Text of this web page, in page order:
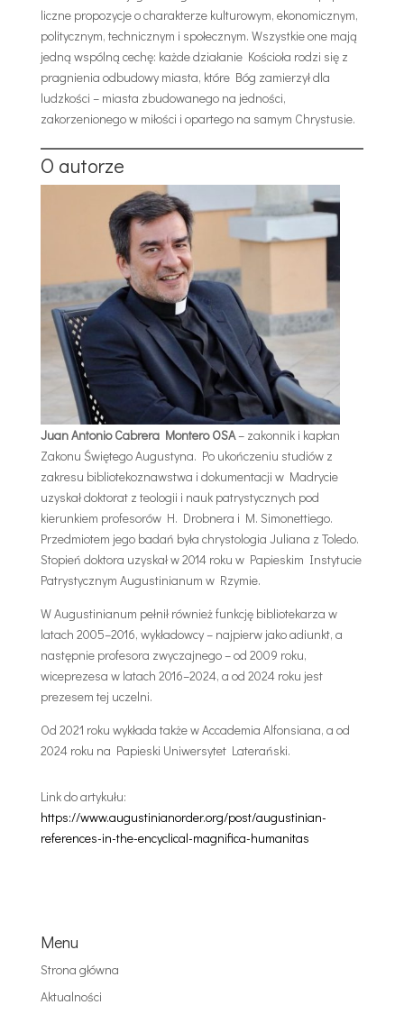
liczne propozycje o charakterze kulturowym, ekonomicznym,
politycznym, technicznym i społecznym. Wszystkie one mają
jedną wspólną cechę: każde działanie Kościoła rodzi się z
pragnienia odbudowy miasta, które Bóg zamierzył dla
ludzkości – miasta zbudowanego na jedności,
zakorzenionego w miłości i opartego na samym Chrystusie.
O autorze
Juan Antonio Cabrera Montero OSA– zakonnik i kapłan
Zakonu Świętego Augustyna. Po ukończeniu studiów z
zakresu bibliotekoznawstwa i dokumentacji w Madrycie
uzyskał doktorat z teologii i nauk patrystycznych pod
kierunkiem profesorów H. Drobnera i M. Simonettiego.
Przedmiotem jego badań była chrystologia Juliana z Toledo.
Stopień doktora uzyskał w 2014 roku w Papieskim Instytucie
Patrystycznym Augustinianum w Rzymie.
W Augustinianum pełnił również funkcję bibliotekarza w
latach 2005–2016, wykładowcy – najpierw jako adiunkt, a
następnie profesora zwyczajnego – od 2009 roku,
wiceprezesa w latach 2016–2024, a od 2024 roku jest
prezesem tej uczelni.
Od 2021 roku wykłada także w Accademia Alfonsiana, a od
2024 roku na Papieski Uniwersytet Laterański.
Link do artykułu:
https://www.augustinianorder.org/post/augustinian-
references-in-the-encyclical-magnifica-humanitas
Menu
Strona główna
Aktualności